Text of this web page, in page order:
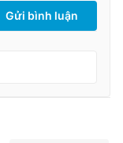
Gửi bình luận